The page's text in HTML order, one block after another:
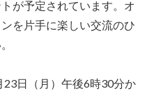
が予定されています。オ
を片手に楽しい交流のひ
日（月）午後6時30分か